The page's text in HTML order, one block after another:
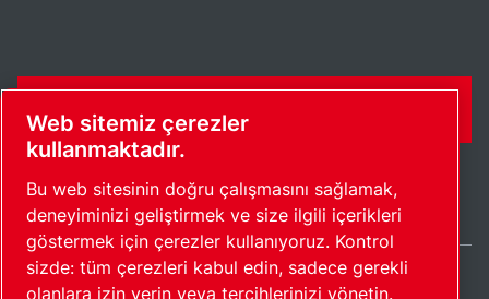
Web sitemiz çerezler
kullanmaktadır.
Bu web sitesinin doğru çalışmasını sağlamak,
deneyiminizi geliştirmek ve size ilgili içerikleri
göstermek için çerezler kullanıyoruz. Kontrol
sizde: tüm çerezleri kabul edin, sadece gerekli
olanlara izin verin veya tercihlerinizi yönetin.